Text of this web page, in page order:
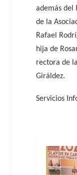
además del
de la
Rafael
hija de
rectora de
Giráldez.
Servicios